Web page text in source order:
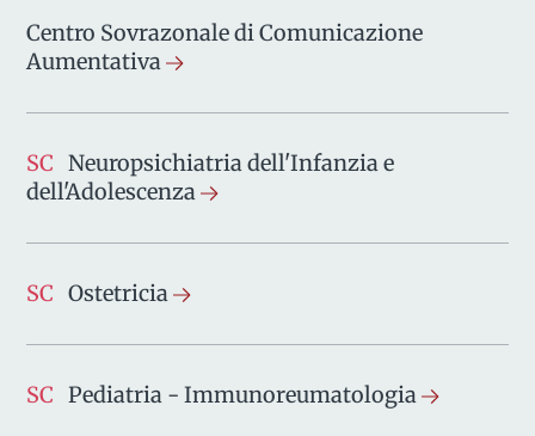
Centro Sovrazonale di Comunicazione
Aumentativa
SC Neuropsichiatria dell'Infanzia e
dell'Adolescenza
SC Ostetricia
SC Pediatria - Immunoreumatologia